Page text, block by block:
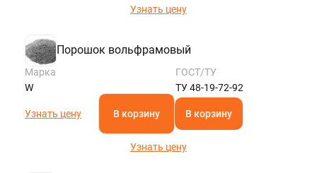
Узнать цену
Порошок вольфрамовый
Марка
W
ГОСТ/ТУ
ТУ 48-19-72-92
Узнать цену В корзину В корзину
Узнать цену